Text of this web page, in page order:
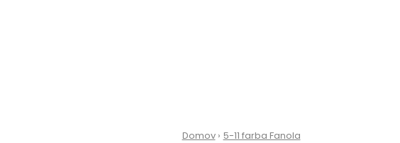
Domov 5-11 farba Fanola